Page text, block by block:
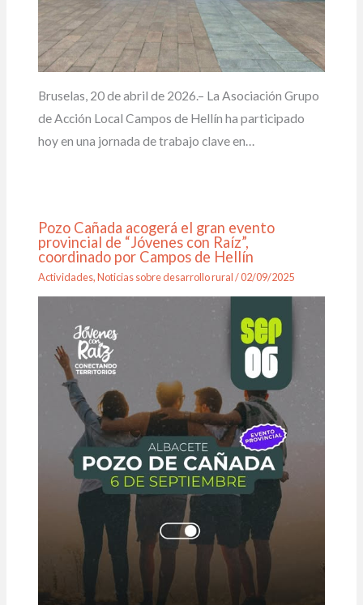
Bruselas, 20 de abril de 2026.– La Asociación Grupo
de Acción Local Campos de Hellín ha participado
hoy en una jornada de trabajo clave en…
Pozo Cañada acogerá el gran evento
provincial de “Jóvenes con Raíz”,
coordinado por Campos de Hellín
Actividades,Noticias sobre desarrollo rural/02/09/2025